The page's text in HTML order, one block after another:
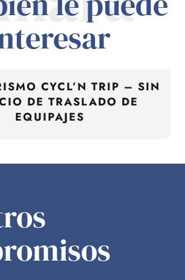
CYCL’N TRIP – SIN
DE TRASLADO DE
EQUIPAJES